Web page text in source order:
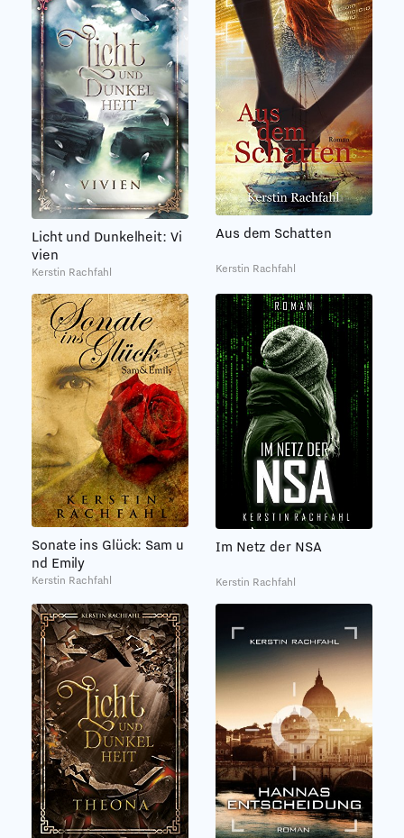
Licht und Dunkelheit: Vi
vien
Kerstin Rachfahl
Aus dem Schatten
Kerstin Rachfahl
Sonate ins Glück: Sam u
nd Emily
Kerstin Rachfahl
Im Netz der NSA
Kerstin Rachfahl